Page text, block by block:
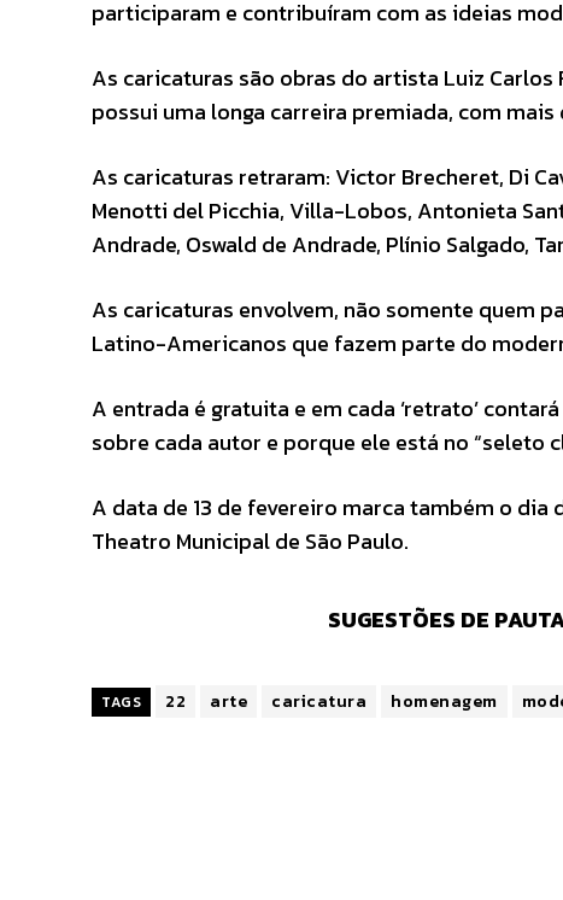
participaram e contribuíram com as ideias
As caricaturas são obras do artista Luiz Carlos
possui uma longa carreira premiada, com
As caricaturas retraram: Victor Brecheret, Di
Menotti del Picchia, Villa-Lobos, Antonieta
Andrade, Oswald de Andrade, Plínio Salgado,
As caricaturas envolvem, não somente quem
Latino-Americanos que fazem parte do
A entrada é gratuita e em cada ‘retrato’
sobre cada autor e porque ele está no “seleto
A data de 13 de fevereiro marca também o
Theatro Municipal de São Paulo.
SUGESTÕES DE
TAGS 22 arte caricatura homenagem